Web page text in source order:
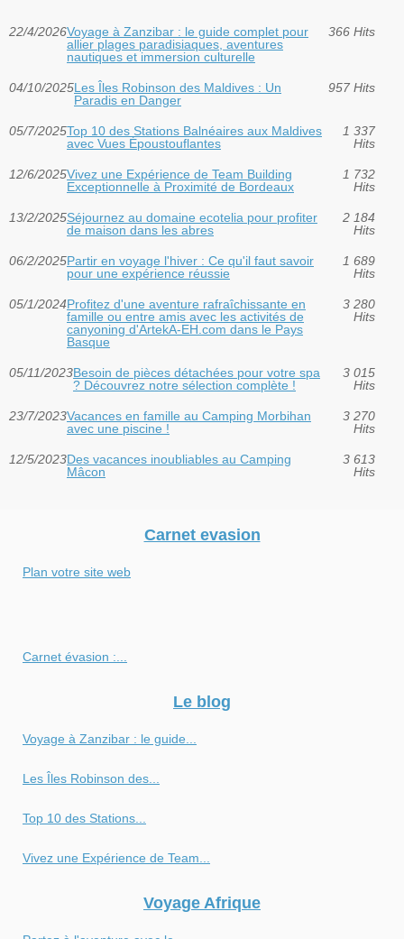
22/4/2026Voyage à Zanzibar : le guide complet pour
allier plages paradisiaques, aventures
nautiques et immersion culturelle
366 Hits
04/10/2025Les Îles Robinson des Maldives : Un
Paradis en Danger
957 Hits
05/7/2025Top 10 des Stations Balnéaires aux Maldives
avec Vues Époustouflantes
1 337
Hits
12/6/2025Vivez une Expérience de Team Building
Exceptionnelle à Proximité de Bordeaux
1 732
Hits
13/2/2025Séjournez au domaine ecotelia pour profiter
de maison dans les abres
2 184
Hits
06/2/2025Partir en voyage l'hiver : Ce qu'il faut savoir
pour une expérience réussie
1 689
Hits
05/1/2024Profitez d'une aventure rafraîchissante en
famille ou entre amis avec les activités de
canyoning d'ArtekA-EH.com dans le Pays
Basque
3 280
Hits
05/11/2023Besoin de pièces détachées pour votre spa
? Découvrez notre sélection complète !
3 015
Hits
23/7/2023Vacances en famille au Camping Morbihan
avec une piscine !
3 270
Hits
12/5/2023Des vacances inoubliables au Camping
Mâcon
3 613
Hits
Carnet evasion
Plan votre site web
Carnet évasion :...
Le blog
Voyage à Zanzibar : le guide...
Les Îles Robinson des...
Top 10 des Stations...
Vivez une Expérience de Team...
Voyage Afrique